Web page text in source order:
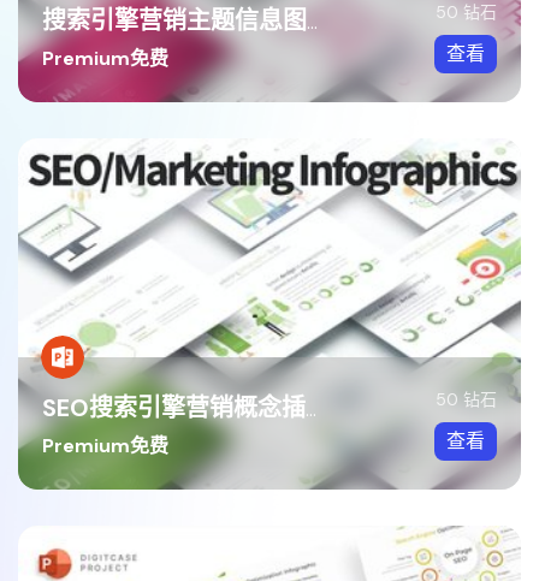
搜索引擎营销主题信息图形图表keynote模板
Premium免费
50 钻石
查看
SEO搜索引擎营销概念插画图形PPT模板
Premium免费
50 钻石
查看